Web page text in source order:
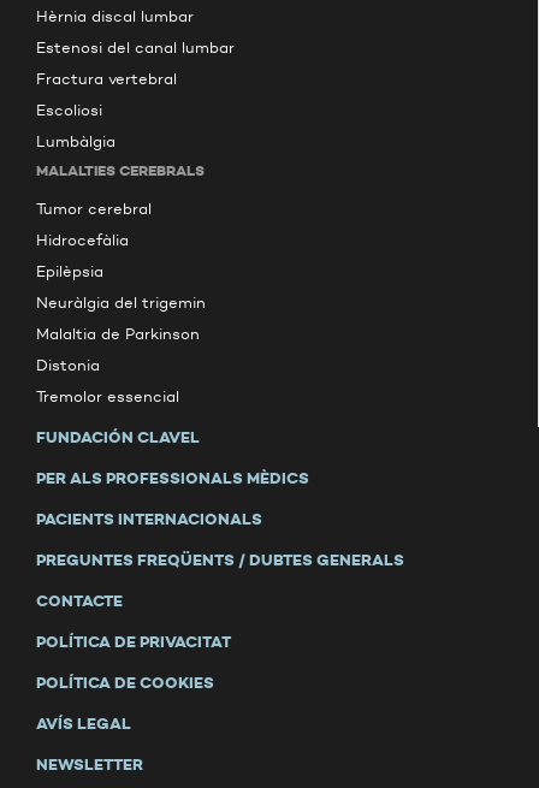
Hèrnia discal lumbar
Estenosi del canal lumbar
Fractura vertebral
Escoliosi
Lumbàlgia
MALALTIES CEREBRALS
Tumor cerebral
Hidrocefàlia
Epilèpsia
Neuràlgia del trigemin
Malaltia de Parkinson
Distonia
Tremolor essencial
FUNDACIÓN CLAVEL
PER ALS PROFESSIONALS MÈDICS
PACIENTS INTERNACIONALS
PREGUNTES FREQÜENTS / DUBTES GENERALS
CONTACTE
POLÍTICA DE PRIVACITAT
POLÍTICA DE COOKIES
AVÍS LEGAL
NEWSLETTER